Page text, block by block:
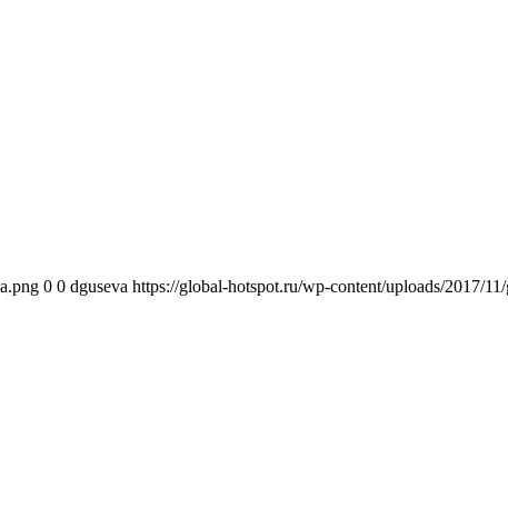
0 0 dguseva https://global-hotspot.ru/wp-content/uploads/2017/